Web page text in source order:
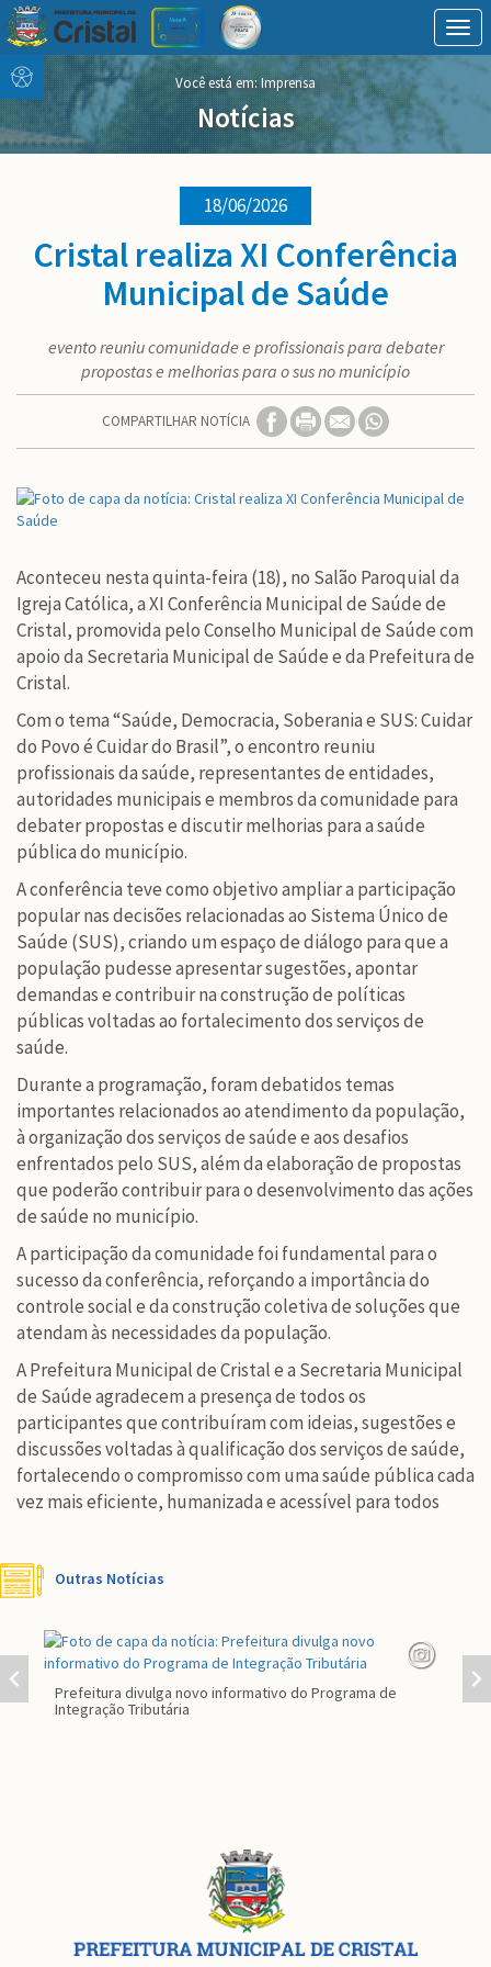
Conteúdo
Menu
conteúdo
do
menu
Você está em: Imprensa
Notícias
18/06/2026
Cristal realiza XI Conferência
Municipal de Saúde
evento reuniu comunidade e profissionais para debater
propostas e melhorias para o sus no município
COMPARTILHAR NOTÍCIA
Aconteceu nesta quinta-feira (18), no Salão Paroquial da
Igreja Católica, a XI Conferência Municipal de Saúde de
Cristal, promovida pelo Conselho Municipal de Saúde com
apoio da Secretaria Municipal de Saúde e da Prefeitura de
Cristal.
Com o tema “Saúde, Democracia, Soberania e SUS: Cuidar
do Povo é Cuidar do Brasil”, o encontro reuniu
profissionais da saúde, representantes de entidades,
autoridades municipais e membros da comunidade para
debater propostas e discutir melhorias para a saúde
pública do município.
A conferência teve como objetivo ampliar a participação
popular nas decisões relacionadas ao Sistema Único de
Saúde (SUS), criando um espaço de diálogo para que a
população pudesse apresentar sugestões, apontar
demandas e contribuir na construção de políticas
públicas voltadas ao fortalecimento dos serviços de
saúde.
Durante a programação, foram debatidos temas
importantes relacionados ao atendimento da população,
à organização dos serviços de saúde e aos desafios
enfrentados pelo SUS, além da elaboração de propostas
que poderão contribuir para o desenvolvimento das ações
de saúde no município.
A participação da comunidade foi fundamental para o
sucesso da conferência, reforçando a importância do
controle social e da construção coletiva de soluções que
atendam às necessidades da população.
A Prefeitura Municipal de Cristal e a Secretaria Municipal
de Saúde agradecem a presença de todos os
participantes que contribuíram com ideias, sugestões e
discussões voltadas à qualificação dos serviços de saúde,
fortalecendo o compromisso com uma saúde pública cada
vez mais eficiente, humanizada e acessível para todos
Outras Notícias
Prefeitura divulga novo informativo do Programa de
Integração Tributária
Conteúdo
Rodapé